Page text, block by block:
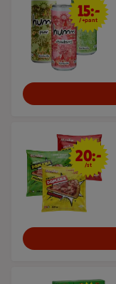
15:-
/+pant
20 kr/st
20:-
/st